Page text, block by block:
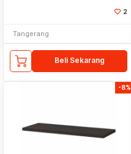
2
Tangerang
Beli Sekarang
-8%